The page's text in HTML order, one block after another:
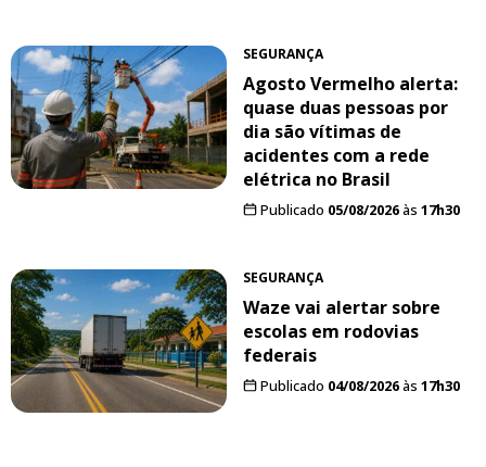
SEGURANÇA
Agosto Vermelho alerta:
quase duas pessoas por
dia são vítimas de
acidentes com a rede
elétrica no Brasil
Publicado 05/08/2026às 17h30
SEGURANÇA
Waze vai alertar sobre
escolas em rodovias
federais
Publicado 04/08/2026às 17h30